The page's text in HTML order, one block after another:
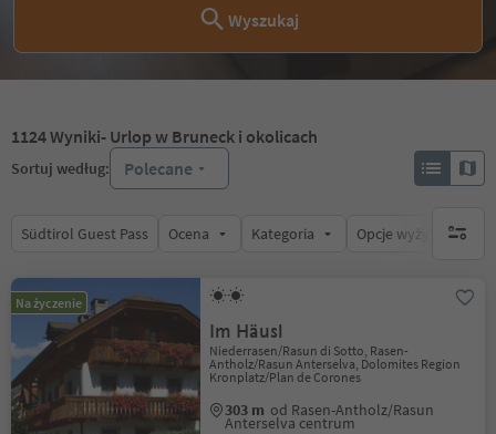
Wyszukaj
1124Wyniki- Urlop w Bruneck i okolicach
Sortuj według: Polecane
Südtirol Guest Pass Ocena Kategoria Opcje wyżywieniabrak
Na życzenie
Im Häusl
Niederrasen/Rasun di Sotto, Rasen-
Antholz/Rasun Anterselva, Dolomites Region
Kronplatz/Plan de Corones
303 m od Rasen-Antholz/Rasun
Anterselva centrum